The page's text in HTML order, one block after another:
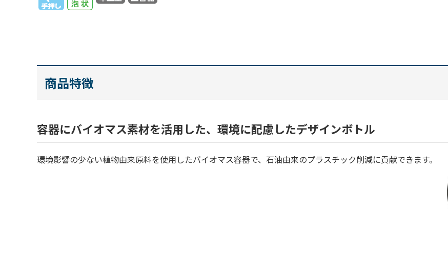
商品特徴
容器にバイオマス素材を活用した、環境に配慮したデザインボトル
環境影響の少ない植物由来原料を使用したバイオマス容器で、石油由来のプラスチック削減に貢献できます。